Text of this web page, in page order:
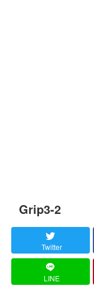
Grip3-2
Twitter
LINE